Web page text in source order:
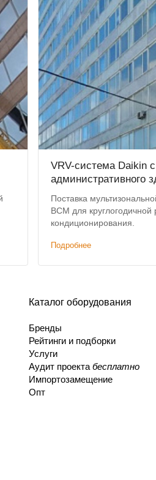
VRV-система Daikin
административного
Поставка
ВСМ для круглогодичной
кондиционирования.
Подробнее
Каталог оборудования
Бренды
Рейтинги и подборки
Услуги
Аудит проекта бесплатно
Импортозамещение
Опт